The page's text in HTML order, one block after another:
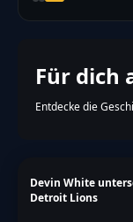
Für dich
Entdecke die
Devin White
Detroit Lions